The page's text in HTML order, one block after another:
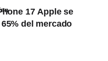
17 Apple se
del mercado